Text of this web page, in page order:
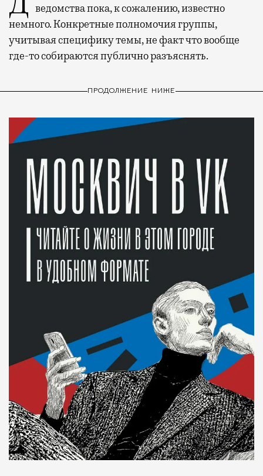
ведомства пока, к сожалению, известно
немного. Конкретные полномочия группы,
учитывая специфику темы, не факт что вообще
где-то собираются публично разъяснять.
ПРОДОЛЖЕНИЕ НИЖЕ